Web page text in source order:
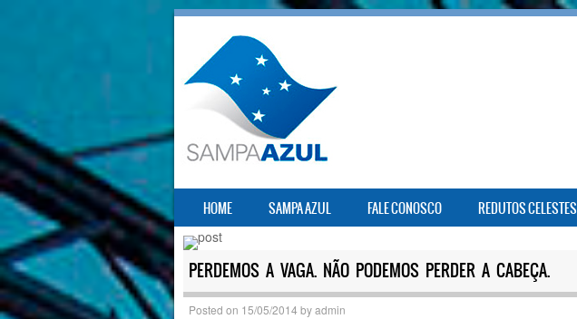
MENU
SKIP TO CONTENT
HOME SAMPA AZUL FALE CONOSCO REDUTOS CELESTES
PERDEMOS A VAGA. NÃO PODEMOS PERDER A CABEÇA.
Posted on 15/05/2014 byadmin